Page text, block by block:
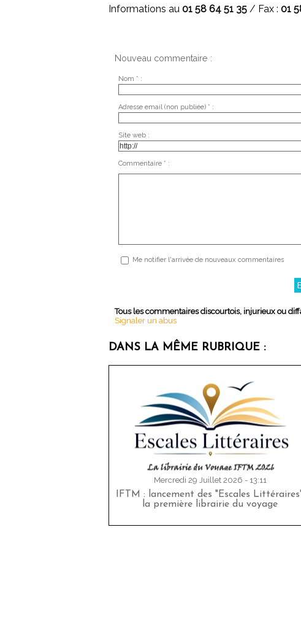
Informations au 01 58 64 51 35 / Fax : 01
Nouveau commentaire :
Nom * :
Adresse email (non publiée) * :
Site web :
Commentaire * :
Me notifier l'arrivée de nouveaux commentaires
Tous les commentaires discourtois, injurieux ou
Signaler un abus
DANS LA MÊME RUBRIQUE :
Mercredi 29 Juillet 2026 - 13:11
IFTM : lancement des "Escales
la première librairie du voyage